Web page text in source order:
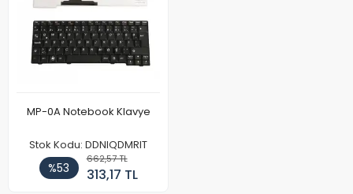
MP-0A Notebook Klavye
Stok Kodu: DDNIQDMRIT
%53
662,57 TL
313,17 TL